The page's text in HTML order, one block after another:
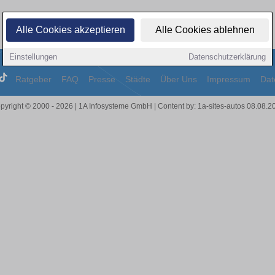
Alle Cookies akzeptieren Alle Cookies ablehnen
Einstellungen Datenschutzerklärung
Ratgeber FAQ Presse Städte Über Uns Impressum
© 2000 - 2026 | 1A Infosysteme GmbH | Content by: 1a-sites-autos